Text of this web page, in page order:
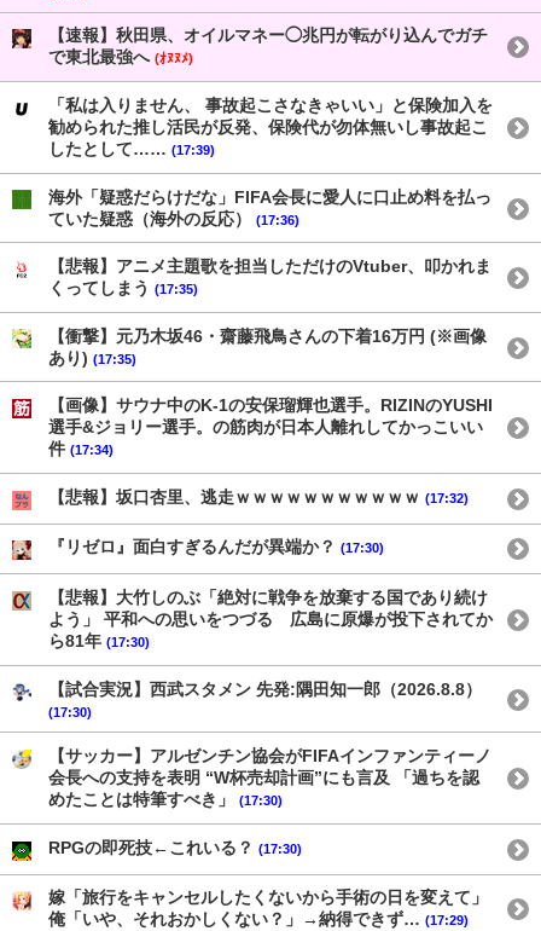
【速報】秋田県、オイルマネー◯兆円が転がり込んでガチ
で東北最強へ (ｵﾇﾇﾒ)
「私は入りません、 事故起こさなきゃいい」と保険加入を
勧められた推し活民が反発、保険代が勿体無いし事故起こ
したとして…… (17:39)
海外「疑惑だらけだな」FIFA会長に愛人に口止め料を払っ
ていた疑惑（海外の反応）
(17:36)
【悲報】アニメ主題歌を担当しただけのVtuber、叩かれま
くってしまう (17:35)
【衝撃】元乃木坂46・齋藤飛鳥さんの下着16万円 (※画像
あり) (17:35)
【画像】サウナ中のK‐1の安保瑠輝也選手。RIZINのYUSHI
選手&ジョリー選手。の筋肉が日本人離れしてかっこいい
件 (17:34)
【悲報】坂口杏里、逃走ｗｗｗｗｗｗｗｗｗｗｗ (17:32)
『リゼロ』面白すぎるんだが異端か？ (17:30)
【悲報】大竹しのぶ「絶対に戦争を放棄する国であり続け
よう」 平和への思いをつづる 広島に原爆が投下されてか
ら81年 (17:30)
【試合実況】西武スタメン 先発:隅田知一郎（2026.8.8）
(17:30)
【サッカー】アルゼンチン協会がFIFAインファンティーノ
会長への支持を表明 “W杯売却計画”にも言及 「過ちを認
めたことは特筆すべき」
(17:30)
RPGの即死技←これいる？ (17:30)
嫁「旅行をキャンセルしたくないから手術の日を変えて」
俺「いや、それおかしくない？」→納得できず… (17:29)